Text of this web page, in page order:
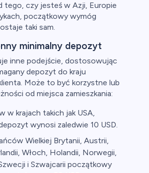
tego, czy jesteś w Azji, Europie
początkowy wymóg
taki sam.
minimalny depozyt
inne podejście, dostosowując
depozyt do kraju
Może to być korzystne lub
od miejsca zamieszkania:
w krajach takich jak USA,
wynosi zaledwie 10 USD.
Wielkiej Brytanii, Austrii,
Włoch, Holandii, Norwegii,
i Szwajcarii początkowy